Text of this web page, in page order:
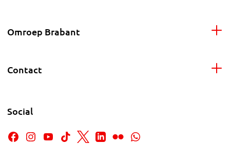
Omroep Brabant
Contact
Social